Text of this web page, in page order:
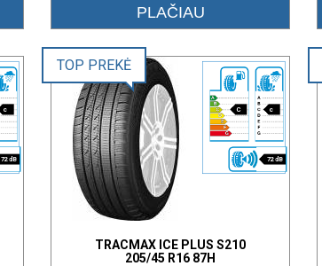
PLAČIAU
c
72 dB
C c
72 dB
TOP PREKĖ
TRACMAX ICE PLUS S210
205/45 R16 87H